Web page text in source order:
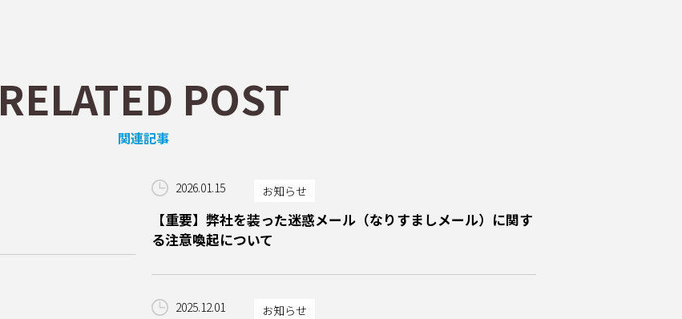
RELATED POST
関連記事
2026.01.15 お知らせ
【重要】弊社を装った迷惑メール（なりすましメール）に関す
る注意喚起について
2025.12.01 お知らせ